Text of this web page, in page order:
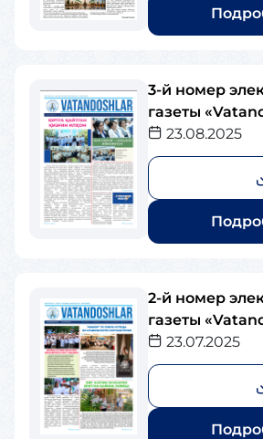
3-й номер
газеты
23.08.2025
2-й номер
газеты
23.07.2025